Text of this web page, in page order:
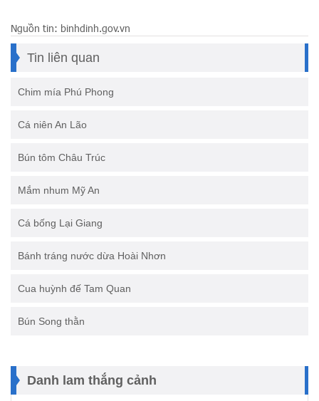
Nguồn tin: binhdinh.gov.vn
Tin liên quan
Chim mía Phú Phong
Cá niên An Lão
Bún tôm Châu Trúc
Mắm nhum Mỹ An
Cá bống Lại Giang
Bánh tráng nước dừa Hoài Nhơn
Cua huỳnh đế Tam Quan
Bún Song thằn
Danh lam thắng cảnh